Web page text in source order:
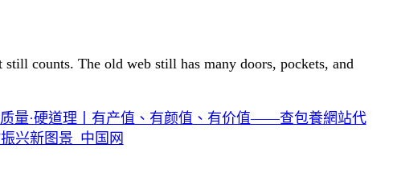
counts. The old web still has many doors, pockets, and
质量·硬道理丨有产值、有颜值、有价值——查包養網站代
兴新图景_中国网